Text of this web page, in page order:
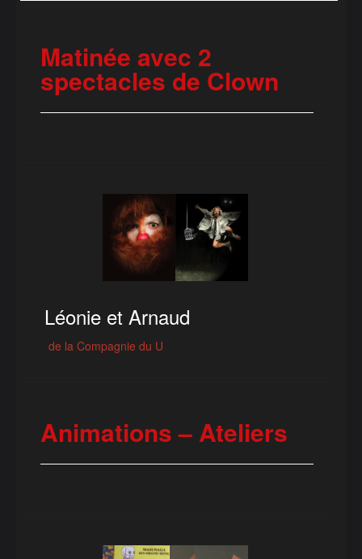
Matinée avec 2
spectacles de Clown
⁠Léonie et Arnaud
de la Compagnie du U
Animations – Ateliers